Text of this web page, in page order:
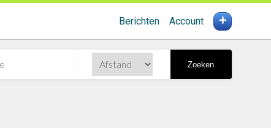
Berichten Account +
Zoeken